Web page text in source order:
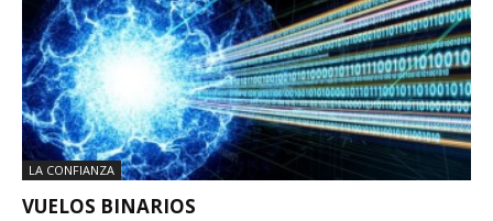
LA CONFIANZA
VUELOS BINARIOS